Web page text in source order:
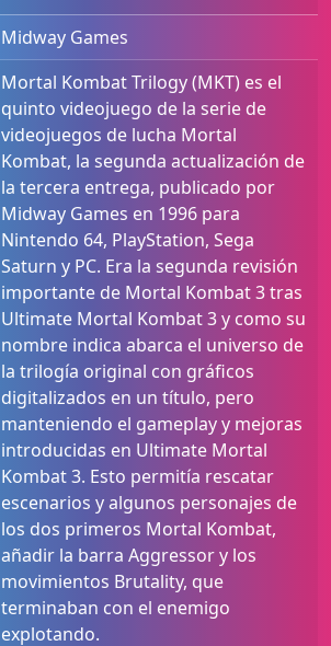
Midway Games
Mortal Kombat Trilogy (MKT) es el
quinto videojuego de la serie de
videojuegos de lucha Mortal
Kombat, la segunda actualización de
la tercera entrega, publicado por
Midway Games en 1996 para
Nintendo 64, PlayStation, Sega
Saturn y PC. Era la segunda revisión
importante de Mortal Kombat 3 tras
Ultimate Mortal Kombat 3 y como su
nombre indica abarca el universo de
la trilogía original con gráficos
digitalizados en un título, pero
manteniendo el gameplay y mejoras
introducidas en Ultimate Mortal
Kombat 3. Esto permitía rescatar
escenarios y algunos personajes de
los dos primeros Mortal Kombat,
añadir la barra Aggressor y los
movimientos Brutality, que
terminaban con el enemigo
explotando.